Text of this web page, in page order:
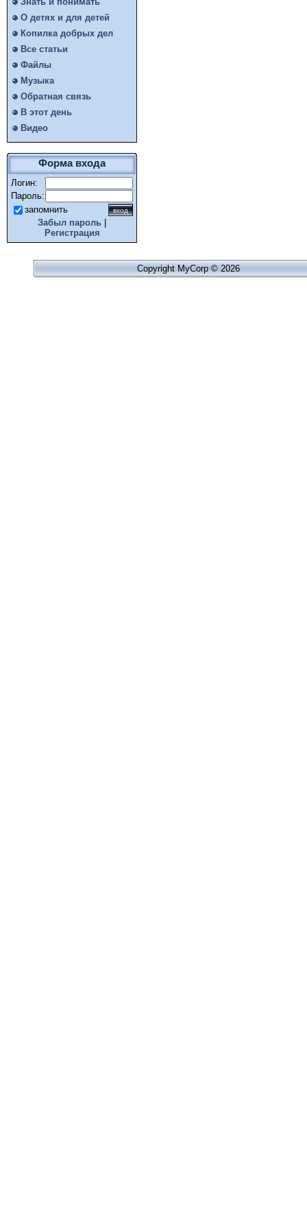
О детях и для детей
Копилка добрых дел
Все статьи
Файлы
Музыка
Обратная связь
В этот день
Видео
Форма входа
Логин:
Пароль:
запомнить
Забыл пароль
Регистрация
Copyright MyCorp © 2026